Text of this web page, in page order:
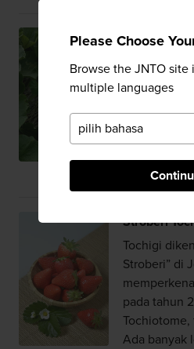
Please Choose
Browse the JNTO site
multiple languages
Kanpyo
Serutan
hidangan.
direndam di
cuka manis
dengan
digulung.
Stroberi
Tochigi
Stroberi” di
pada tahun
Tochiotome,
Ada banyak